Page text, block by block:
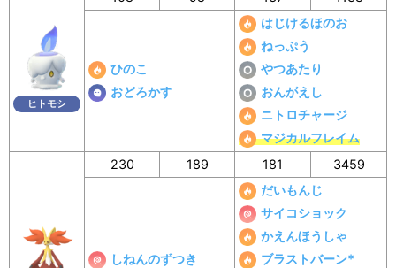
ヒトモシ
ひのこ
おどろかす
はじけるほのお
ねっぷう
やつあたり
おんがえし
ニトロチャージ
マジカルフレイム
230 189 181 3459
しねんのずつき
だいもんじ
サイコショック
かえんほうしゃ
ブラストバーン*